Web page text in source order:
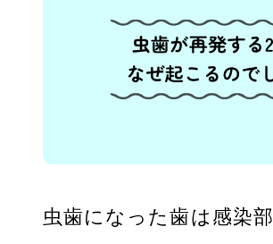
虫歯になった歯は感染